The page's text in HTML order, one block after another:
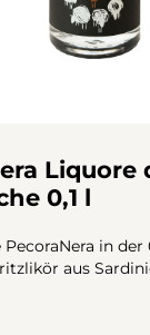
Liquore
0,1 l
PecoraNera in der
aus